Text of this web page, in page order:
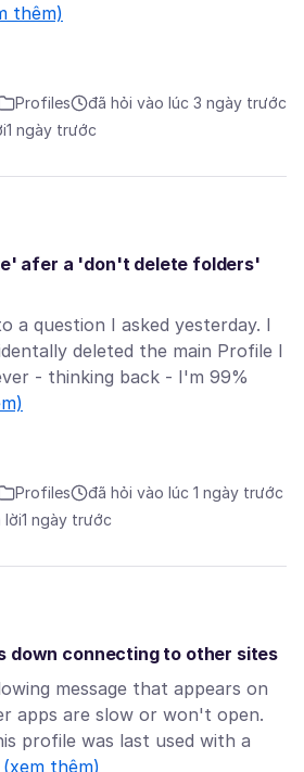
thêm)
Profiles
đã hỏi vào lúc 3 ngày trước
1 ngày trước
afer a 'don't delete folders'
a question I asked yesterday. I
deleted the main Profile I
- thinking back - I'm 99%
Profiles
đã hỏi vào lúc 1 ngày trước
lời1 ngày trước
down connecting to other sites
message that appears on
apps are slow or won't open.
profile was last used with a
(xem thêm)